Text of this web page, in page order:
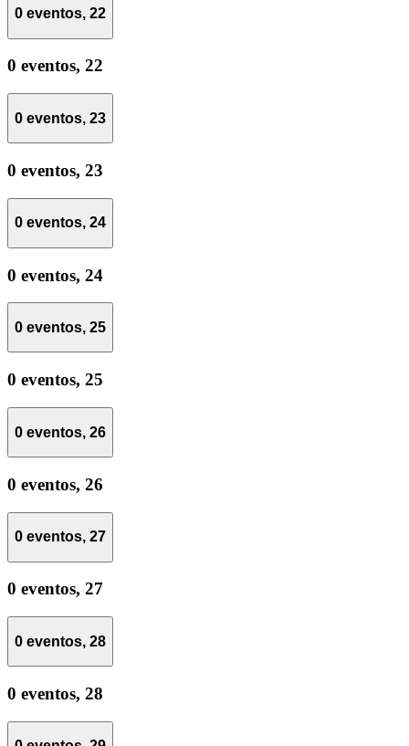
0 eventos, 22
0 eventos, 22
0 eventos, 23
0 eventos, 23
0 eventos, 24
0 eventos, 24
0 eventos, 25
0 eventos, 25
0 eventos, 26
0 eventos, 26
0 eventos, 27
0 eventos, 27
0 eventos, 28
0 eventos, 28